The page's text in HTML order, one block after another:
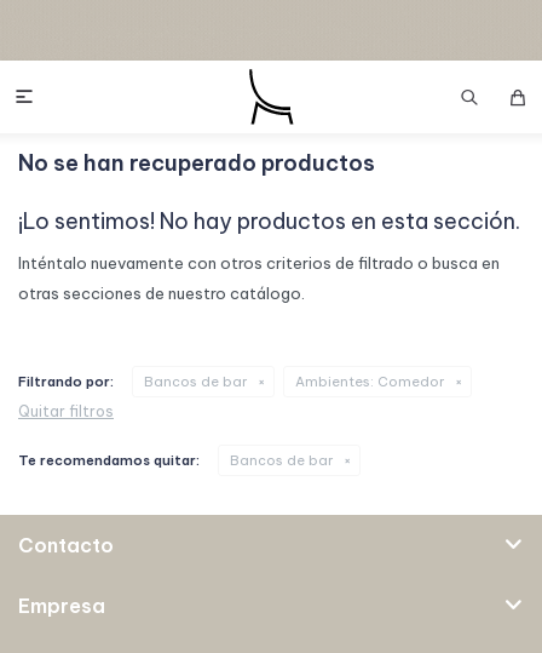

No se han recuperado productos
¡Lo sentimos! No hay productos en esta sección.
Inténtalo nuevamente con otros criterios de filtrado o busca en
otras secciones de nuestro catálogo.
Filtrando por: Bancos de bar Ambientes: Comedor
Quitar filtros
Te recomendamos quitar: Bancos de bar
Contacto
Empresa